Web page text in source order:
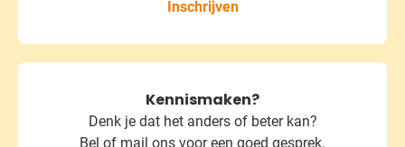
Inschrijven
Kennismaken?
Denk je dat het anders of beter kan?
Bel of mail ons voor een goed gesprek.